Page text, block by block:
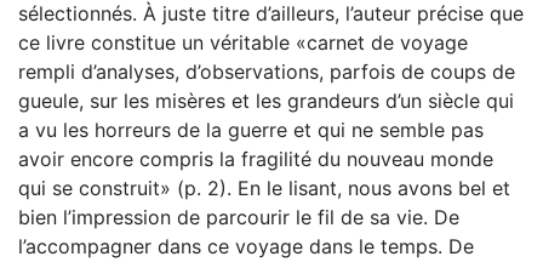
sélectionnés. À juste titre d’ailleurs, l’auteur précise que
ce livre constitue un véritable «carnet de voyage
rempli d’analyses, d’observations, parfois de coups de
gueule, sur les misères et les grandeurs d’un siècle qui
a vu les horreurs de la guerre et qui ne semble pas
avoir encore compris la fragilité du nouveau monde
qui se construit» (p. 2). En le lisant, nous avons bel et
bien l’impression de parcourir le fil de sa vie. De
l’accompagner dans ce voyage dans le temps. De